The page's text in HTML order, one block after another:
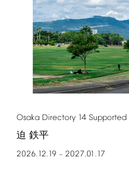
Osaka Directory 14 Supported
迫 鉄平
2026.12.19 – 2027.01.17